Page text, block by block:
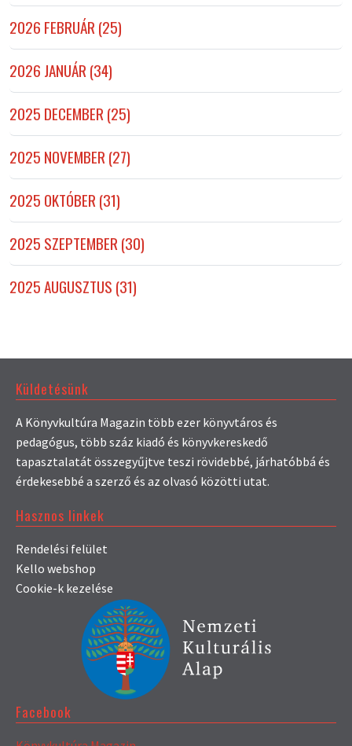
2026 FEBRUÁR (25)
2026 JANUÁR (34)
2025 DECEMBER (25)
2025 NOVEMBER (27)
2025 OKTÓBER (31)
2025 SZEPTEMBER (30)
2025 AUGUSZTUS (31)
Küldetésünk
A Könyvkultúra Magazin több ezer könyvtáros és
pedagógus, több száz kiadó és könyvkereskedő
tapasztalatát összegyűjtve teszi rövidebbé, járhatóbbá és
érdekesebbé a szerző és az olvasó közötti utat.
Hasznos linkek
Rendelési felület
Kello webshop
Cookie-k kezelése
Facebook